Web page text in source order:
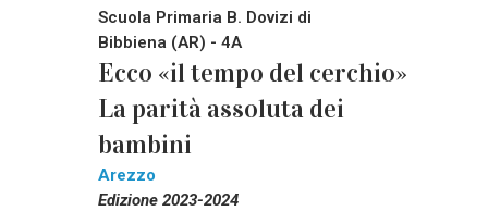
Scuola Primaria B. Dovizi di
Bibbiena (AR) - 4A
Ecco «il tempo del cerchio»
La parità assoluta dei
bambini
Arezzo
Edizione 2023-2024